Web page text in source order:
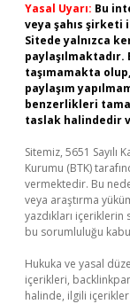
Yasal Uyarı: Bu
veya şahıs şirketi
Sitede yalnızca
taşımamakta
paylaşım
benzerlikleri
taslak halindedir
Sitemiz, 5651
Kurumu (BTK)
vermektedir. Bu
veya araştırma
yazdıkları
bu sorumluluğu
Hukuka ve yasal
içerikleri,
halinde, ilgili